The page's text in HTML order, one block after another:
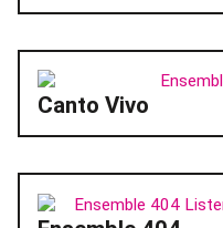
Canto Vivo